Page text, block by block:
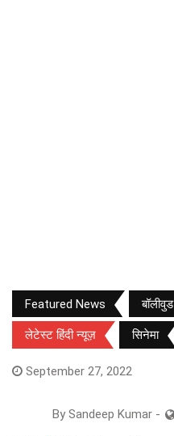
Featured News बॉलीवुड
लेटेस्ट हिंदी न्यूज़ सिनेमा
September 27, 2022
By Sandeep Kumar -